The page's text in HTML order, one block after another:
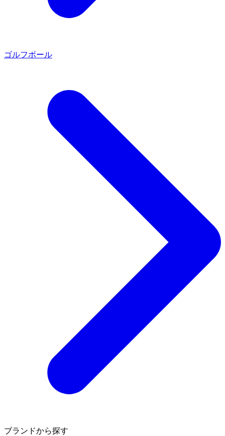
ゴルフボール
ブランドから探す